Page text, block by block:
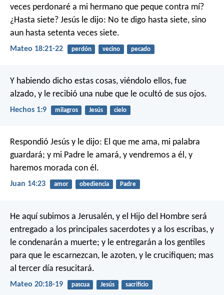
veces perdonaré a mi hermano que peque contra mí?
¿Hasta siete? Jesús le dijo: No te digo hasta siete, sino
aun hasta setenta veces siete.
Mateo 18:21-22 perdón vecino pecado
Y habiendo dicho estas cosas, viéndolo ellos, fue
alzado, y le recibió una nube que le ocultó de sus ojos.
Hechos 1:9 milagros Jesús cielo
Respondió Jesús y le dijo: El que me ama, mi palabra
guardará; y mi Padre le amará, y vendremos a él, y
haremos morada con él.
Juan 14:23 amor obediencia Padre
He aquí subimos a Jerusalén, y el Hijo del Hombre será
entregado a los principales sacerdotes y a los escribas, y
le condenarán a muerte; y le entregarán a los gentiles
para que le escarnezcan, le azoten, y le crucifiquen; mas
al tercer día resucitará.
Mateo 20:18-19 pascua Jesús sacrificio